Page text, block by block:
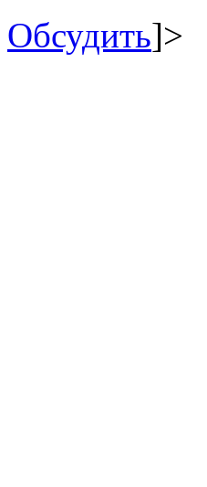
Обсудить]>